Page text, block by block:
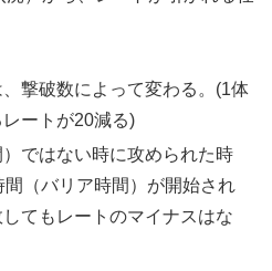
撃破数によって変わる。(1体
ートが20減る)
ではない時に攻められた時
（バリア時間）が開始され
てもレートのマイナスはな